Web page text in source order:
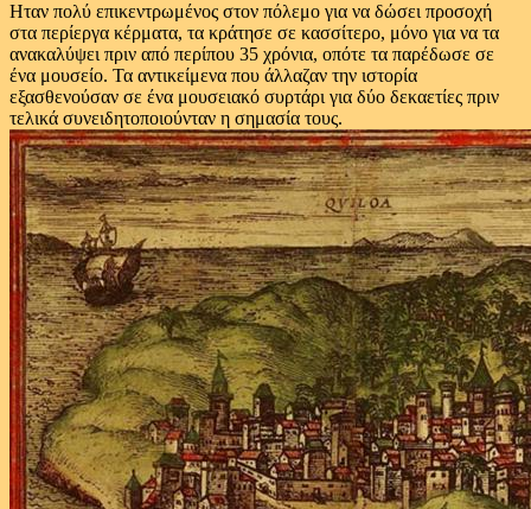
Ηταν πολύ επικεντρωμένος στον πόλεμο για να δώσει προσοχή
στα περίεργα κέρματα, τα κράτησε σε κασσίτερο, μόνο για να τα
ανακαλύψει πριν από περίπου 35 χρόνια, οπότε τα παρέδωσε σε
ένα μουσείο. Τα αντικείμενα που άλλαζαν την ιστορία
εξασθενούσαν σε ένα μουσειακό συρτάρι για δύο δεκαετίες πριν
τελικά συνειδητοποιούνταν η σημασία τους.